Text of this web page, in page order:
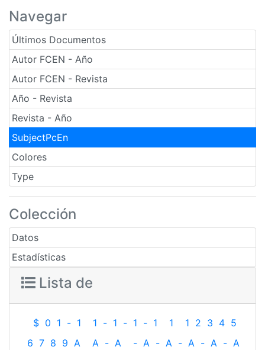
Navegar
Últimos Documentos
Autor FCEN - Año
Autor FCEN - Revista
Año - Revista
Revista - Año
SubjectPcEn
Colores
Type
Colección
Datos
Estadísticas
Lista de
$ 0 1 - 1 1 - 1 - 1 - 1 1 1 2 3 4 5
6 7 8 9 A A - A - A - A - A - A - A